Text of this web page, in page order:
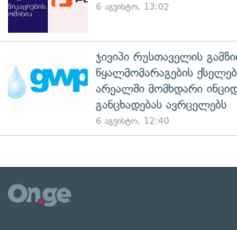
6 აგვისტო, 13:02
ჯივიპი რუსთაველის
წყალმომარაგების
არეალში მომხდარი
განცხადებას ავრცელებს
6 აგვისტო, 12:40